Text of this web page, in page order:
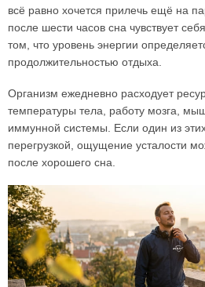
всё равно хочется прилечь ещё на
после шести часов сна чувствует
том, что уровень энергии
продолжительностью отдыха.
Организм ежедневно расходует
температуры тела, работу мозга,
иммунной системы. Если один из
перегрузкой, ощущение усталости
после хорошего сна.